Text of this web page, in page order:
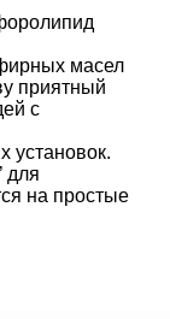
масел
приятный
с
установок.
для
на простые